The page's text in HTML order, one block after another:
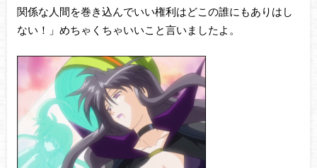
関係な人間を巻き込んでいい権利はどこの誰にもありはし
ない！」めちゃくちゃいいこと言いましたよ。